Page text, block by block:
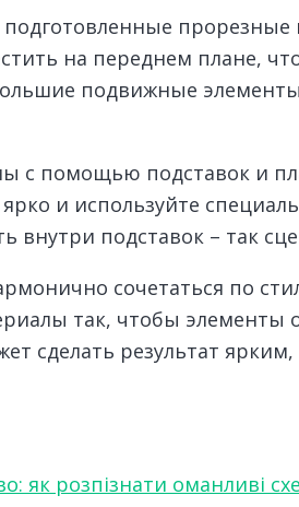
подготовленные
на переднем плане,
подвижные
с помощью подставок и
и используйте
подставок – так
сочетаться по
так, чтобы
сделать результат
як розпізнати оманливі